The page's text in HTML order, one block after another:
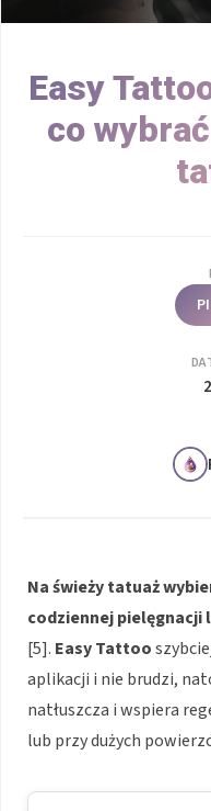
Easy
co
Na świeży tatuaż
codziennej pielęgnacji
[5]. Easy Tattoo
aplikacji i nie brudzi,
natłuszcza i wspiera
lub przy dużych